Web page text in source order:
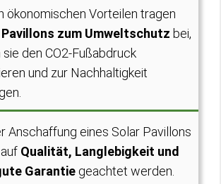
ökonomischen Vorteilen tragen
zum Umweltschutz bei,
sie den CO2-Fußabdruck
und zur Nachhaltigkeit
Anschaffung eines Solar Pavillons
Qualität, Langlebigkeit und
Garantie geachtet werden.